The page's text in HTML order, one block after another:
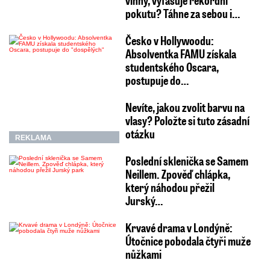
pokutu? Táhne za sebou i…
Česko v Hollywoodu:
Absolventka FAMU získala
studentského Oscara,
postupuje do…
REKLAMA
Nevíte, jakou zvolit barvu na
vlasy? Položte si tuto zásadní
otázku
Poslední sklenička se Samem
Neillem. Zpověď chlápka,
který náhodou přežil
Jurský…
Krvavé drama v Londýně:
Útočnice pobodala čtyři muže
nůžkami